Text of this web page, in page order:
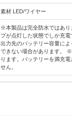
素材 LED/ワイヤー
※本製品は完全防水ではあ
プが点灯した状態でしか充
出力先のバッテリー容量に
できない場合があります。
ります。バッテリーを満充
せん。